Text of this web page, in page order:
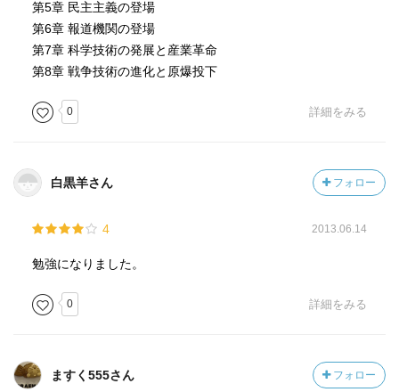
第5章 民主主義の登場
第6章 報道機関の登場
第7章 科学技術の発展と産業革命
第8章 戦争技術の進化と原爆投下
0 詳細をみる
白黒羊さん フォロー
4 2013.06.14
勉強になりました。
0 詳細をみる
ますく555さん フォロー